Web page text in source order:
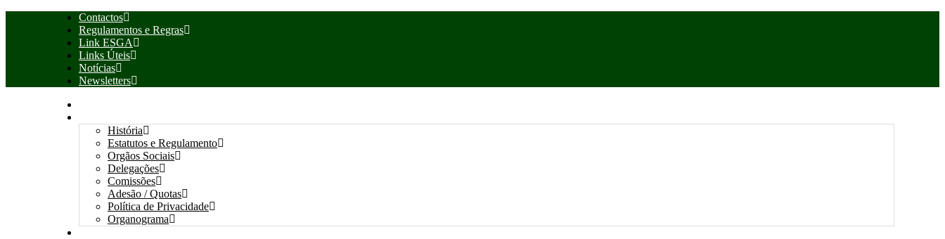
Contactos
Regulamentos e Regras
Link ESGA
Links Úteis
Notícias
Newsletters
História
Estatutos e Regulamento
Orgãos Sociais
Delegações
Comissões
Adesão / Quotas
Política de Privacidade
Organograma